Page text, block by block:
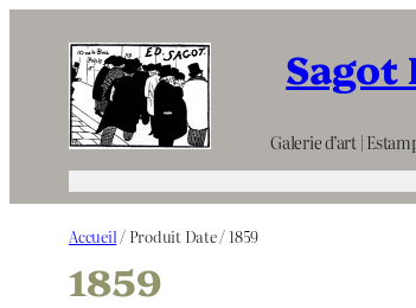
contenu
Sagot
Galerie d’art |
Accueil / Produit Date / 1859
1859